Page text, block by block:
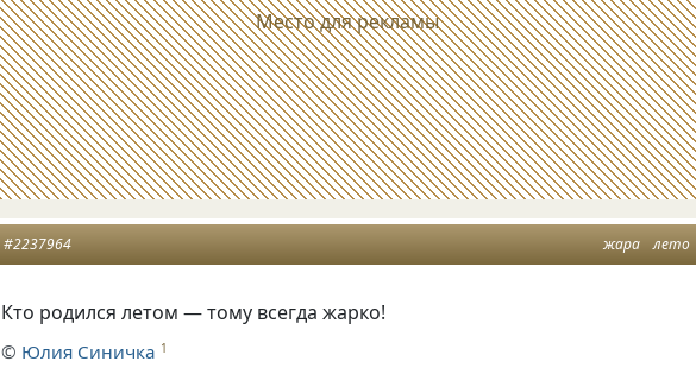
Место для рекламы
жара лето
#2237964
Кто родился летом — тому всегда жарко!
© Юлия Синичка 1